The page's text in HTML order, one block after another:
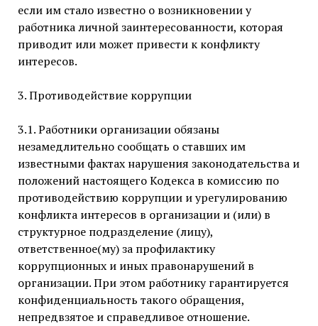
если им стало известно о возникновении у
работника личной заинтересованности, которая
приводит или может привести к конфликту
интересов.
3. Противодействие коррупции
3.1. Работники организации обязаны
незамедлительно сообщать о ставших им
известными фактах нарушения законодательства и
положений настоящего Кодекса в комиссию по
противодействию коррупции и урегулированию
конфликта интересов в организации и (или) в
структурное подразделение (лицу),
ответственное(му) за профилактику
коррупционных и иных правонарушений в
организации. При этом работнику гарантируется
конфиденциальность такого обращения,
непредвзятое и справедливое отношение.